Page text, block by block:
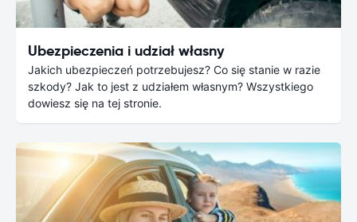
Ubezpieczenia i udział własny
Jakich ubezpieczeń potrzebujesz? Co się stanie w razie
szkody? Jak to jest z udziałem własnym? Wszystkiego
dowiesz się na tej stronie.